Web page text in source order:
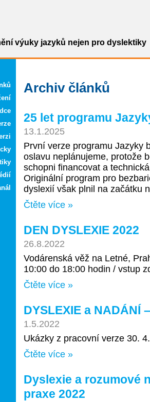
výuky jazyků nejen pro dyslektiky
Archiv článků
25 let programu
13.1.2025
První verze programu Jazyky
oslavu neplánujeme, protože
schopni financovat a
Originální program pro
dyslexií však plnil na začátku
Čtěte více »
DEN DYSLEXIE 2022
26.8.2022
Vodárenská věž na Letné,
10:00 do 18:00 hodin / vstup
Čtěte více »
DYSLEXIE a NADÁNÍ
1.5.2022
Ukázky z pracovní verze 30.
Čtěte více »
Dyslexie a rozumové
praxe 2022